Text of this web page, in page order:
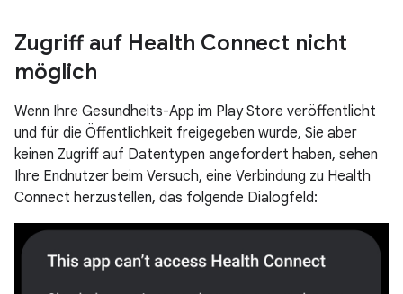
Zugriff auf Health Connect nicht
möglich
Wenn Ihre Gesundheits-App im Play Store veröffentlicht
und für die Öffentlichkeit freigegeben wurde, Sie aber
keinen Zugriff auf Datentypen angefordert haben, sehen
Ihre Endnutzer beim Versuch, eine Verbindung zu Health
Connect herzustellen, das folgende Dialogfeld: